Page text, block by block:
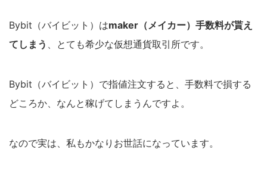
Bybit（バイビット）はmaker（メイカー）手数料が貰え
てしまう 、とても希少な仮想通貨取引所です。
Bybit（バイビット）で指値注文すると、手数料で損する
どころか、なんと稼げてしまうんですよ。
なので実は、私もかなりお世話になっています。